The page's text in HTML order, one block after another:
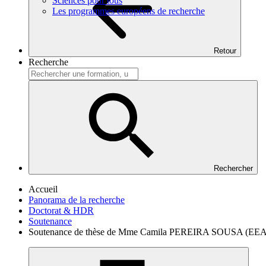
Les programmes européens de recherche
Retour
Recherche
Rechercher
Accueil
Panorama de la recherche
Doctorat & HDR
Soutenance
Soutenance de thèse de Mme Camila PEREIRA SOUSA